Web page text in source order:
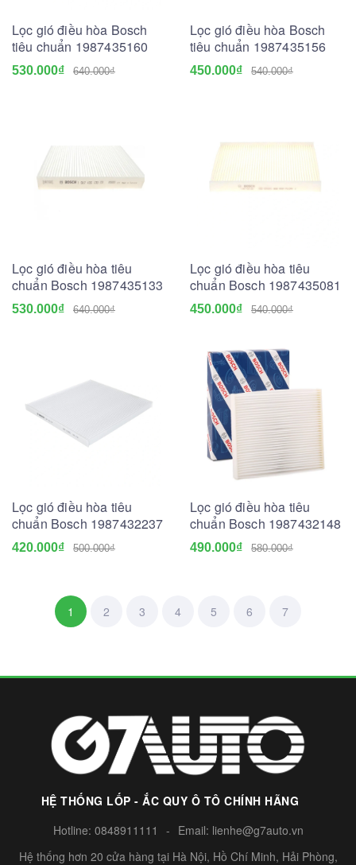
Lọc gió điều hòa Bosch
tiêu chuẩn 1987435160
530.000₫ 640.000₫
Lọc gió điều hòa Bosch
tiêu chuẩn 1987435156
450.000₫ 540.000₫
Lọc gió điều hòa tiêu
chuẩn Bosch 1987435133
530.000₫ 640.000₫
Lọc gió điều hòa tiêu
chuẩn Bosch 1987435081
450.000₫ 540.000₫
Lọc gió điều hòa tiêu
chuẩn Bosch 1987432237
420.000₫ 500.000₫
Lọc gió điều hòa tiêu
chuẩn Bosch 1987432148
490.000₫ 580.000₫
1 2 3 4 5 6 7
HỆ THỐNG LỐP - ẮC QUY Ô TÔ CHÍNH HÃNG
Hotline: 0848911111 - Email: lienhe@g7auto.vn
Hệ thống hơn 20 cửa hàng tại Hà Nội, Hồ Chí Minh, Hải Phòng,